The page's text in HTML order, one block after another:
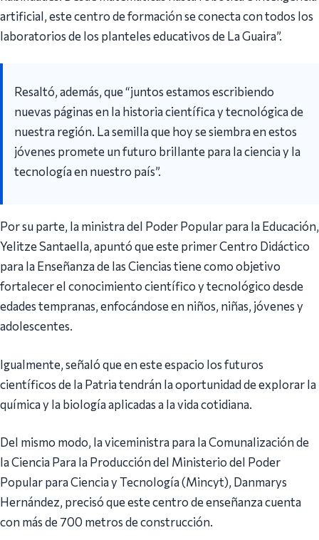
artificial, este centro de formación se conecta con todos los
laboratorios de los planteles educativos de La Guaira”.
Resaltó, además, que “juntos estamos escribiendo
nuevas páginas en la historia científica y tecnológica de
nuestra región. La semilla que hoy se siembra en estos
jóvenes promete un futuro brillante para la ciencia y la
tecnología en nuestro país”.
Por su parte, la ministra del Poder Popular para la Educación,
Yelitze Santaella, apuntó que este primer Centro Didáctico
para la Enseñanza de las Ciencias tiene como objetivo
fortalecer el conocimiento científico y tecnológico desde
edades tempranas, enfocándose en niños, niñas, jóvenes y
adolescentes.
Igualmente, señaló que en este espacio los futuros
científicos de la Patria tendrán la oportunidad de explorar la
química y la biología aplicadas a la vida cotidiana.
Del mismo modo, la viceministra para la Comunalización de
la Ciencia Para la Producción del Ministerio del Poder
Popular para Ciencia y Tecnología (Mincyt), Danmarys
Hernández, precisó que este centro de enseñanza cuenta
con más de 700 metros de construcción.